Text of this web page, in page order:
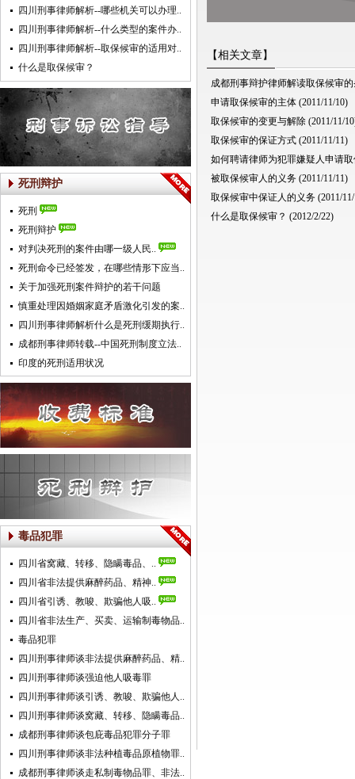
四川刑事律师解析--哪些机关可以办理..
四川刑事律师解析--什么类型的案件办..
四川刑事律师解析--取保候审的适用对..
什么是取保候审？
死刑辩护
死刑
死刑辩护
对判决死刑的案件由哪一级人民..
死刑命令已经签发，在哪些情形下应当..
关于加强死刑案件辩护的若干问题
慎重处理因婚姻家庭矛盾激化引发的案..
四川刑事律师解析什么是死刑缓期执行..
成都刑事律师转载--中国死刑制度立法..
印度的死刑适用状况
毒品犯罪
四川省窝藏、转移、隐瞒毒品、..
四川省非法提供麻醉药品、精神..
四川省引诱、教唆、欺骗他人吸..
四川省非法生产、买卖、运输制毒物品..
毒品犯罪
四川刑事律师谈非法提供麻醉药品、精..
四川刑事律师谈强迫他人吸毒罪
四川刑事律师谈引诱、教唆、欺骗他人..
四川刑事律师谈窝藏、转移、隐瞒毒品..
成都刑事律师谈包庇毒品犯罪分子罪
四川刑事律师谈非法种植毒品原植物罪..
成都刑事律师谈走私制毒物品罪、非法..
【相关文章】
成都刑事辩护律师解读取保候审
申请取保候审的主体 (2011/11/10)
取保候审的变更与解除 (2011/11/
取保候审的保证方式 (2011/11/11)
如何聘请律师为犯罪嫌疑人申请
被取保候审人的义务 (2011/11/11)
取保候审中保证人的义务 (2011/
什么是取保候审？ (2012/2/22)